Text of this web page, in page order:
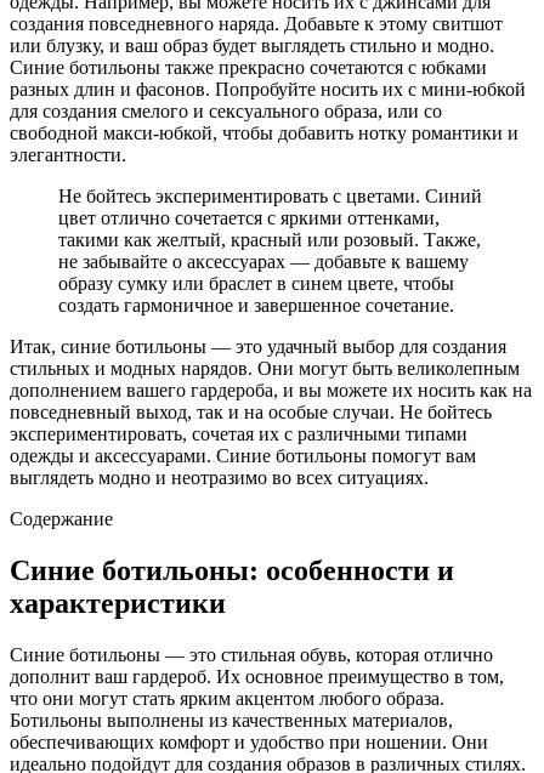
создания повседневного наряда. Добавьте к этому свитшот
или блузку, и ваш образ будет выглядеть стильно и модно.
Синие ботильоны также прекрасно сочетаются с юбками
разных длин и фасонов. Попробуйте носить их с мини-юбкой
для создания смелого и сексуального образа, или со
свободной макси-юбкой, чтобы добавить нотку романтики и
элегантности.
Не бойтесь экспериментировать с цветами. Синий
цвет отлично сочетается с яркими оттенками,
такими как желтый, красный или розовый. Также,
не забывайте о аксессуарах — добавьте к вашему
образу сумку или браслет в синем цвете, чтобы
создать гармоничное и завершенное сочетание.
Итак, синие ботильоны — это удачный выбор для создания
стильных и модных нарядов. Они могут быть великолепным
дополнением вашего гардероба, и вы можете их носить как на
повседневный выход, так и на особые случаи. Не бойтесь
экспериментировать, сочетая их с различными типами
одежды и аксессуарами. Синие ботильоны помогут вам
выглядеть модно и неотразимо во всех ситуациях.
Содержание
Синие ботильоны: особенности и
характеристики
Синие ботильоны — это стильная обувь, которая отлично
дополнит ваш гардероб. Их основное преимущество в том,
что они могут стать ярким акцентом любого образа.
Ботильоны выполнены из качественных материалов,
обеспечивающих комфорт и удобство при ношении. Они
идеально подойдут для создания образов в различных стилях.